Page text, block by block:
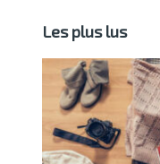
Les plus lus